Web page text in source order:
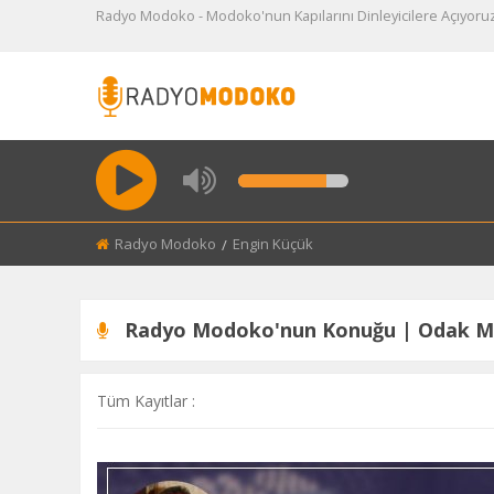
MODOKO'NUN SESI
MARANGOZ
SAĞLIK KÖŞESI
Radyo Modoko - Modoko'nun Kapılarını Dinleyicilere
Radyo Modoko Current:
Engin Küçük
Radyo Modoko'nun Konuğu | Odak
Tüm Kayıtlar :